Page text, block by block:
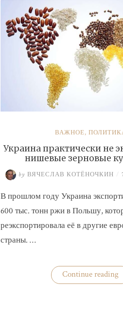
ВАЖНОЕ,
Украина практически не
нишевые зерновые
by ВЯЧЕСЛАВ КОТЁНОЧКИН /
В прошлом году Украина
600 тыс. тонн ржи в Польшу,
реэкспортировала её в другие
страны. …
Continue reading